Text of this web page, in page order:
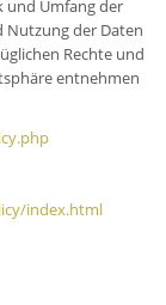
und Umfang der
Nutzung der Daten
Rechte und
entnehmen
index.html